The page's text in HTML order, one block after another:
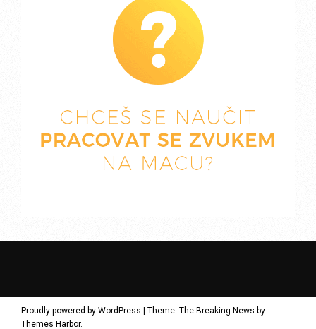
Proudly powered by WordPress
Theme: The Breaking News by
Themes Harbor.